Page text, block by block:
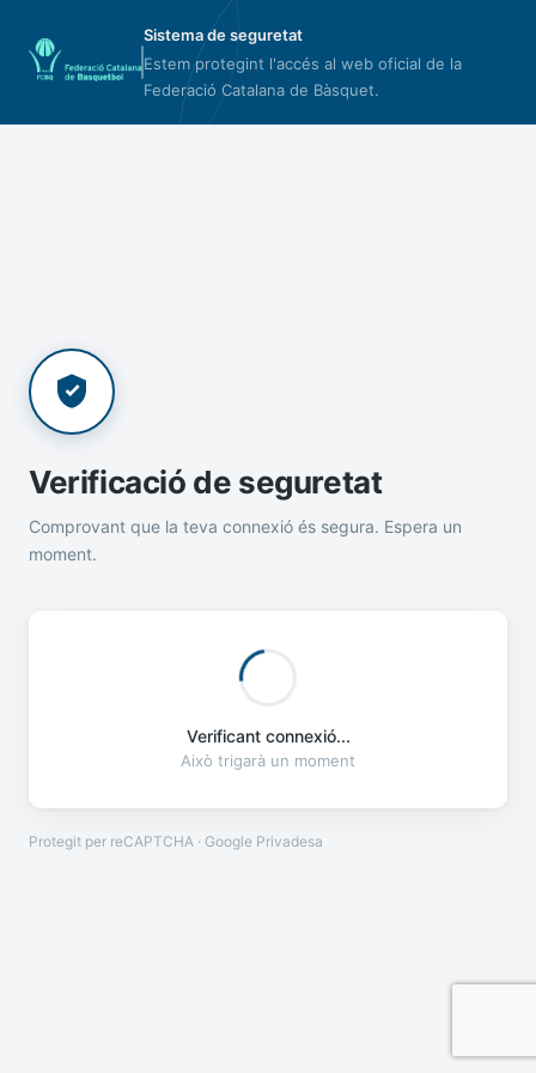
Sistema de seguretat
Estem protegint l'accés al web oficial de la
Federació Catalana de Bàsquet.
Verificació de seguretat
Comprovant que la teva connexió és segura. Espera un
moment.
Verificant connexió...
Això trigarà un moment
Protegit per reCAPTCHA · Google Privadesa